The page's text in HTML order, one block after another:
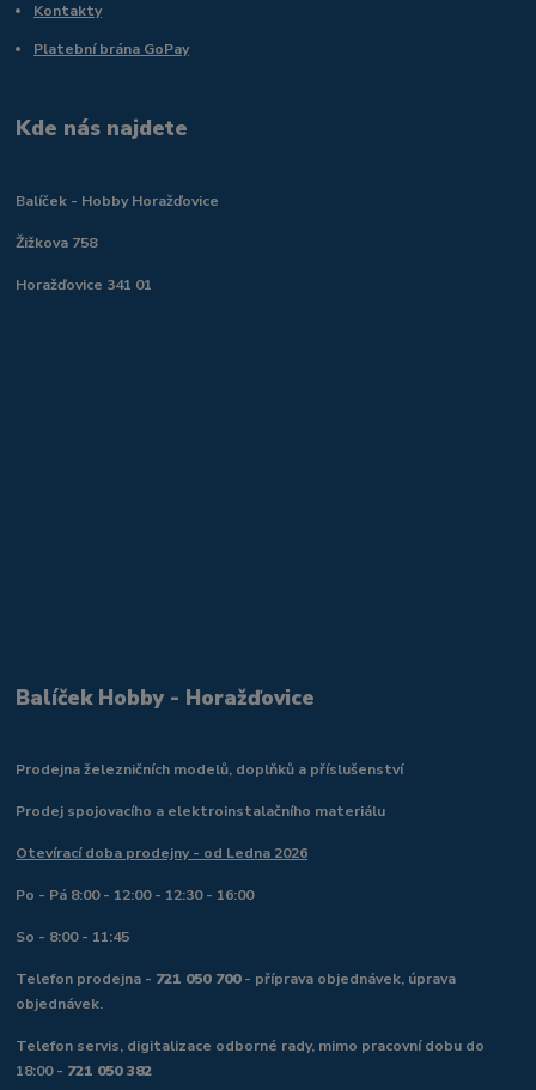
Kontakty
Platební brána GoPay
Kde nás najdete
Balíček - Hobby Horažďovice
Žižkova 758
Horažďovice 341 01
Balíček Hobby - Horažďovice
Prodejna železničních modelů, doplňků a příslušenství
Prodej spojovacího a elektroinstalačního materiálu
Otevírací doba prodejny - od Ledna 2026
Po - Pá 8:00 - 12:00 - 12:30 - 16:00
So - 8:00 - 11:45
Telefon prodejna - 721 050 700- příprava objednávek, úprava
objednávek.
Telefon servis, digitalizace odborné rady, mimo pracovní dobu do
18:00 - 721 050 382